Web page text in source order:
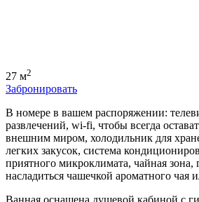
27 м2
Забронировать
В номере в вашем распоряжении:
развлечений, wi-fi, чтобы всегда
внешним миром, холодильник для
легких закусок, система
приятного микроклимата, чайная зона,
насладиться чашечкой ароматного чая